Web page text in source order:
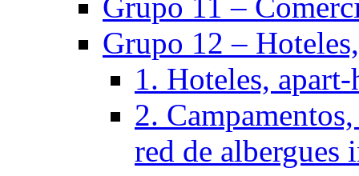
Grupo 12 –
1. Hoteles,
2.
red de albergues